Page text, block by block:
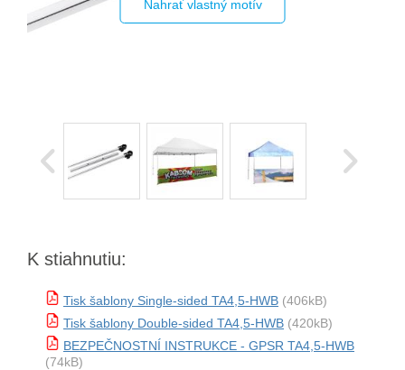
Nahrať vlastný motív
K stiahnutiu:
Tisk šablony Single-sided TA4,5-HWB (406kB)
Tisk šablony Double-sided TA4,5-HWB (420kB)
BEZPEČNOSTNÍ INSTRUKCE - GPSR TA4,5-HWB
(74kB)